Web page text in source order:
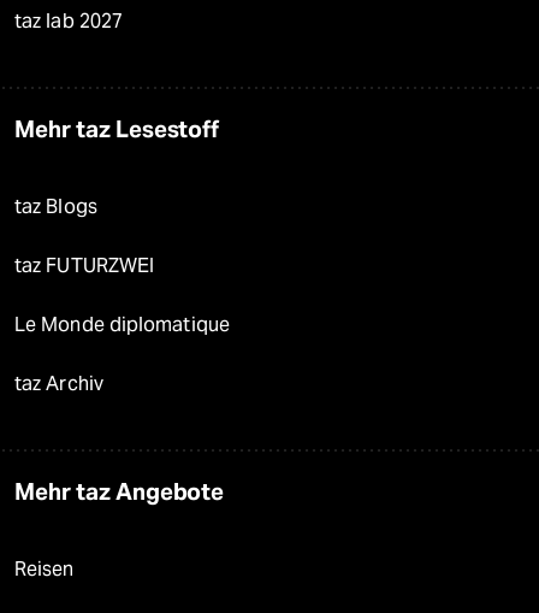
taz lab 2027
Mehr taz Lesestoff
taz Blogs
taz FUTURZWEI
Le Monde diplomatique
taz Archiv
Mehr taz Angebote
Reisen